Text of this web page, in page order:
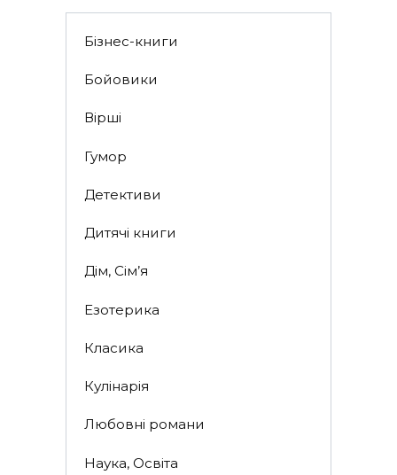
Бізнес-книги
Бойовики
Вірші
Гумор
Детективи
Дитячі книги
Дім, Сім’я
Езотерика
Класика
Кулінарія
Любовні романи
Наука, Освіта